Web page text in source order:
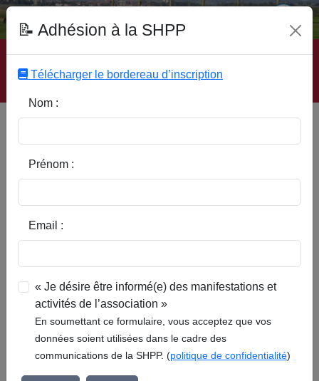
Accueil | Site SHPP | Auteurs | Editeurs | Rubriques |
Sous-Rubriques | Mots-Clefs | Contact
Pierre de Bouvines
📝 Adhésion à la SHPP
Télécharger le bordereau d’inscription
Nom :
Prénom :
Email :
« Je désire être informé(e) des manifestations et
activités de l’association »
En soumettant ce formulaire, vous acceptez que vos
données soient utilisées dans le cadre des
communications de la SHPP. (politique de confidentialité)